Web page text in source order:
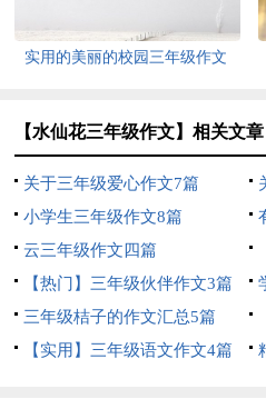
实用的美丽的校园三年级作文
【水仙花三年级作文】相关文章
关于三年级爱心作文7篇
篇
小学生三年级作文8篇
云三年级作文四篇
【热门】三年级伙伴作文3篇
三年级桔子的作文汇总5篇
【实用】三年级语文作文4篇